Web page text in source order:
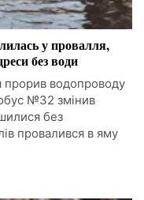
у провалля,
без води
прорив водопроводу
№32 змінив
без
провалився в яму